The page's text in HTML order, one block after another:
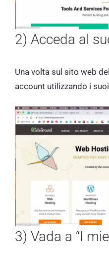
2) Acceda al
Una volta sul sito web
account utilizzando i
3) Vada a “I